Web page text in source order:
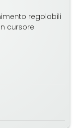
regolabili
cursore